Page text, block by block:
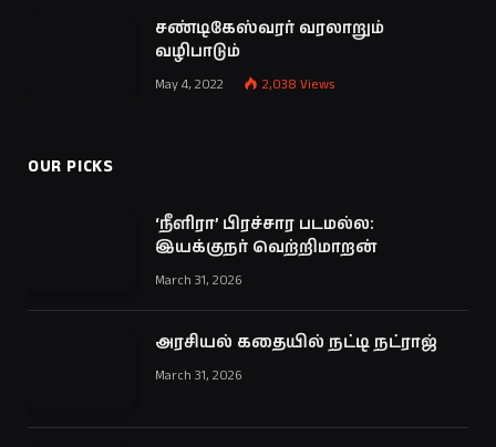
சண்டிகேஸ்வரர் வரலாறும்
வழிபாடும்
May 4, 2022 2,038 Views
OUR PICKS
‘நீளிரா’ பிரச்சார படமல்ல:
இயக்குநர் வெற்றிமாறன்
March 31, 2026
அரசியல் கதையில் நட்டி நட்ராஜ்
March 31, 2026